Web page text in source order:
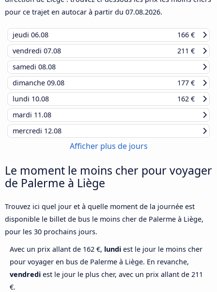
pour ce trajet en autocar à partir du 07.08.2026.
jeudi 06.08
166 €
vendredi 07.08
211 €
samedi 08.08
dimanche 09.08
177 €
lundi 10.08
162 €
mardi 11.08
mercredi 12.08
Afficher plus de jours
Le moment le moins cher pour voyager
de Palerme à Liège
Trouvez ici quel jour et à quelle moment de la journée est
disponible le billet de bus le moins cher de Palerme à Liège,
pour les 30 prochains jours.
Avec un prix allant de 162 €, lundi est le jour le moins cher
pour voyager en bus de Palerme à Liège. En revanche,
vendredi est le jour le plus cher, avec un prix allant de 211
€.